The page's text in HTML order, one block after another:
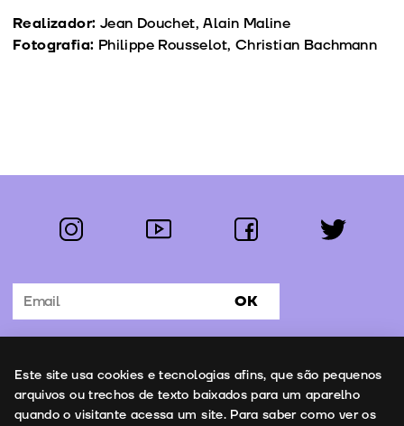
Realizador: Jean Douchet, Alain Maline
Fotografia: Philippe Rousselot, Christian Bachmann
Segue-nos:
instagram youtube facebook twitter
Subscrever Newsletter OK
Contactos
Este site usa cookies e tecnologias afins, que são pequenos
arquivos ou trechos de texto baixados para um aparelho
quando o visitante acessa um site. Para saber como ver os